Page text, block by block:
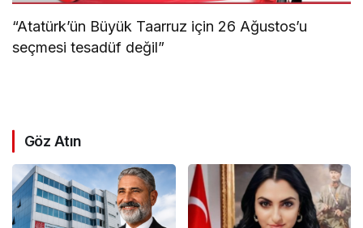
“Atatürk’ün Büyük Taarruz için 26 Ağustos’u
seçmesi tesadüf değil”
Göz Atın